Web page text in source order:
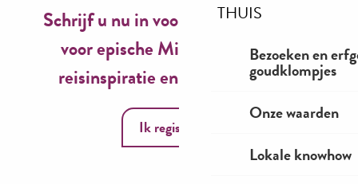
THUIS
Bezoeken en
goudklompjes
Onze waarden
Lokale knowhow
Schrijf u nu in voor onze nieuwsbrief
voor epische Millau-ervaringen,
reisinspiratie en seizoensideeën!
Ik registreer